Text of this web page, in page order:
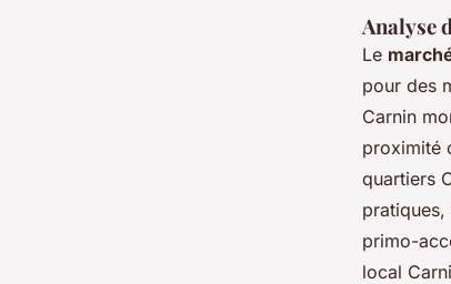
Analyse
Le
pour des
Carnin
proximité
quartiers
primo-
local